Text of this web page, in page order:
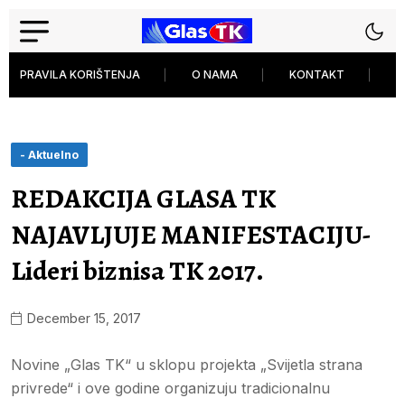
PRAVILA KORIŠTENJA O NAMA KONTAKT
- Aktuelno
REDAKCIJA GLASA TK
NAJAVLJUJE MANIFESTACIJU-
Lideri biznisa TK 2017.
December 15, 2017
Novine „Glas TK“ u sklopu projekta „Svijetla strana
privrede“ i ove godine organizuju tradicionalnu